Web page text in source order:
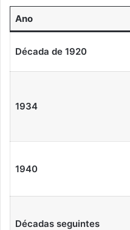
Ano
Década de 1920
1934
1940
Décadas seguintes